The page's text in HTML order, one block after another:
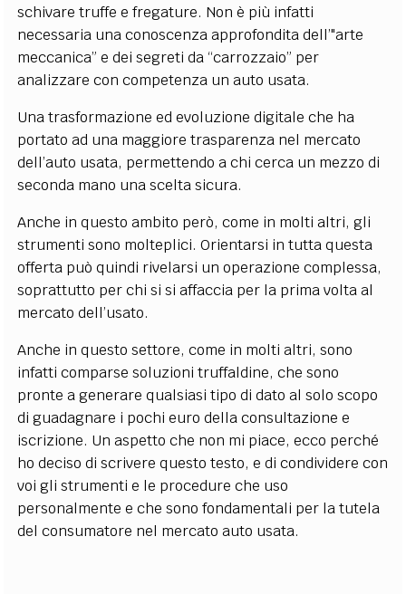
schivare truffe e fregature. Non è più infatti
necessaria una conoscenza approfondita dell’"arte
meccanica” e dei segreti da “carrozzaio” per
analizzare con competenza un auto usata.
Una trasformazione ed evoluzione digitale che ha
portato ad una maggiore trasparenza nel mercato
dell’auto usata, permettendo a chi cerca un mezzo di
seconda mano una scelta sicura.
Anche in questo ambito però, come in molti altri, gli
strumenti sono molteplici. Orientarsi in tutta questa
offerta può quindi rivelarsi un operazione complessa,
soprattutto per chi si si affaccia per la prima volta al
mercato dell’usato.
Anche in questo settore, come in molti altri, sono
infatti comparse soluzioni truffaldine, che sono
pronte a generare qualsiasi tipo di dato al solo scopo
di guadagnare i pochi euro della consultazione e
iscrizione. Un aspetto che non mi piace, ecco perché
ho deciso di scrivere questo testo, e di condividere con
voi gli strumenti e le procedure che uso
personalmente e che sono fondamentali per la tutela
del consumatore nel mercato auto usata.